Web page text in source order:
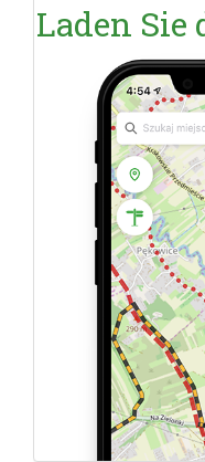
Laden Sie